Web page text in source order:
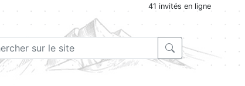
41 invités en ligne